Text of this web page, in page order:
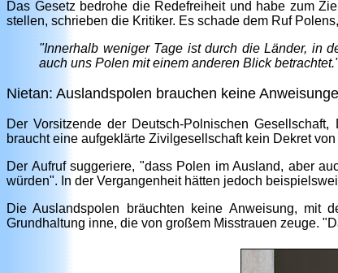
Das Gesetz bedrohe die Redefreiheit und habe zum
stellen, schrieben die Kritiker. Es schade dem Ruf
"Innerhalb weniger Tage ist durch die Länder, in
auch uns Polen mit einem anderen Blick
Nietan: Auslandspolen brauchen keine
Der Vorsitzende der Deutsch-Polnischen
braucht eine aufgeklärte Zivilgesellschaft kein Dekret
Der Aufruf suggeriere, "dass Polen im Ausland, aber
würden". In der Vergangenheit hätten jedoch
Die Auslandspolen bräuchten keine Anweisung, mit
Grundhaltung inne, die von großem Misstrauen zeuge.